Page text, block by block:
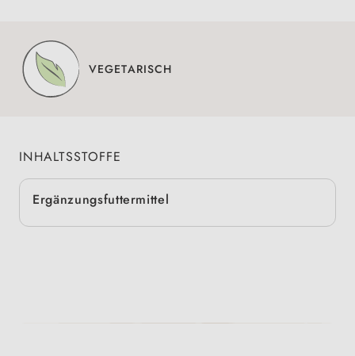
VEGETARISCH
INHALTSSTOFFE
Ergänzungsfuttermittel